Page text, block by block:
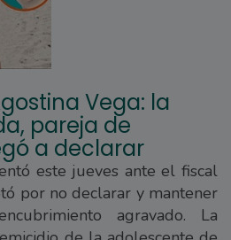
Vega: la
pareja de
a declarar
este jueves ante el fiscal
por no declarar y mantener
agravado. La